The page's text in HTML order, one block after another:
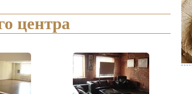
центра